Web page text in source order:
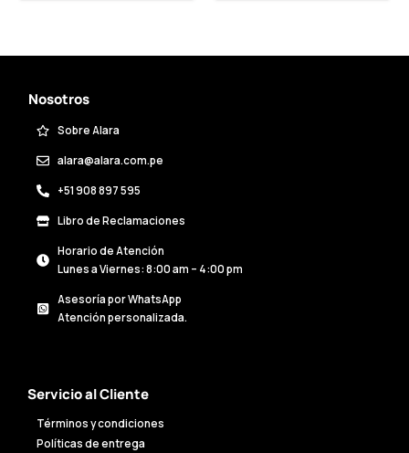
Nosotros
Sobre Alara
alara@alara.com.pe
+51 908 897 595
Libro de Reclamaciones
Horario de Atención
Lunes a Viernes: 8:00 am – 4:00 pm
Asesoría por WhatsApp
Atención personalizada.
Servicio al Cliente
Términos y condiciones
Políticas de entrega